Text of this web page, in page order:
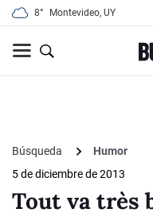
8° Montevideo, UY
Búsqueda
Humor
5 de diciembre de 2013
Tout va très